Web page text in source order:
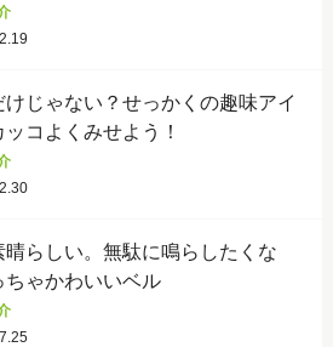
けじゃない？せっかくの趣味アイ
コよくみせよう！
晴らしい。無駄に鳴らしたくな
ちゃかわいいベル